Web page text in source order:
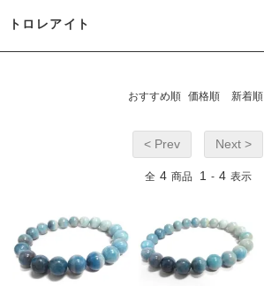
トロレアイト
おすすめ順 価格順 新着順
< Prev Next >
全 4 商品 1 - 4 表示